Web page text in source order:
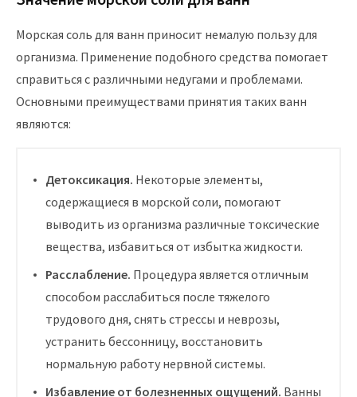
Морская соль для ванн приносит немалую пользу для
организма. Применение подобного средства помогает
справиться с различными недугами и проблемами.
Основными преимуществами принятия таких ванн
являются:
Детоксикация. Некоторые элементы,
содержащиеся в морской соли, помогают
выводить из организма различные токсические
вещества, избавиться от избытка жидкости.
Расслабление. Процедура является отличным
способом расслабиться после тяжелого
трудового дня, снять стрессы и неврозы,
устранить бессонницу, восстановить
нормальную работу нервной системы.
Избавление от болезненных ощущений. Ванны